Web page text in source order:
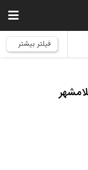
فیلتر بیشتر